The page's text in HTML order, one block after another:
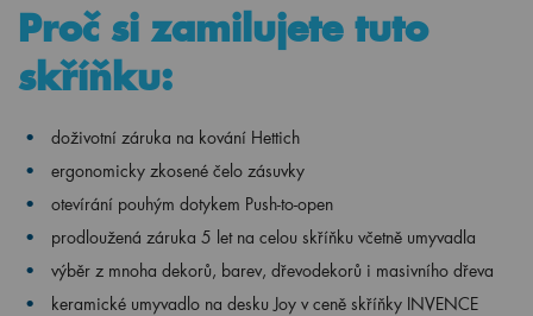
Proč si zamilujete tuto
skříňku:
doživotní záruka na kování Hettich
ergonomicky zkosené čelo zásuvky
otevírání pouhým dotykem Push-to-open
prodloužená záruka 5 let na celou skříňku včetně umyvadla
výběr z mnoha dekorů, barev, dřevodekorů i masivního dřeva
keramické umyvadlo na desku Joy v ceně skříňky INVENCE